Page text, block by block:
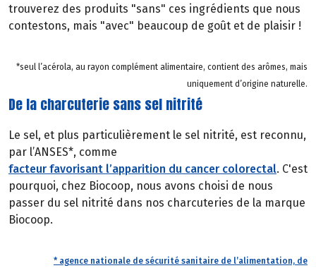
trouverez des produits "sans" ces ingrédients que nous
contestons, mais "avec" beaucoup de goût et de plaisir !
*seul l’acérola, au rayon complément alimentaire, contient des arômes, mais
uniquement d’origine naturelle.
De la charcuterie sans sel nitrité
Le sel, et plus particulièrement le sel nitrité, est reconnu,
par l’ANSES*, comme
facteur favorisant l’apparition du cancer colorectal. C'est
pourquoi, chez Biocoop, nous avons choisi de nous
passer du sel nitrité dans nos charcuteries de la marque
Biocoop.
* agence nationale de sécurité sanitaire de l’alimentation, de